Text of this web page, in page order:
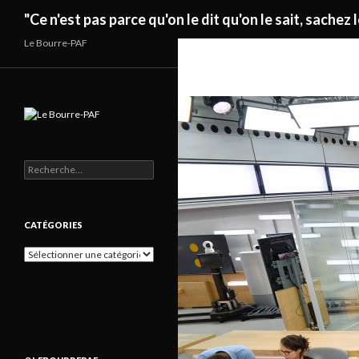
"Ce n'est pas parce qu'on le dit qu'on le sait, sachez
Le Bourre-PAF
Rechercher :
CATÉGORIES
Catégories